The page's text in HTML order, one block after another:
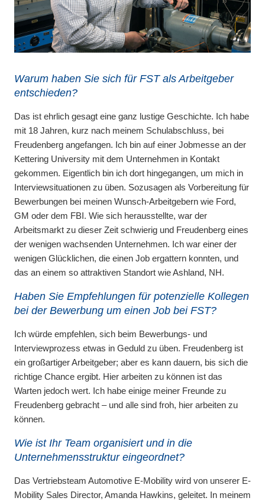
Warum haben Sie sich für FST als Arbeitgeber
entschieden?
Das ist ehrlich gesagt eine ganz lustige Geschichte. Ich habe
mit 18 Jahren, kurz nach meinem Schulabschluss, bei
Freudenberg angefangen. Ich bin auf einer Jobmesse an der
Kettering University mit dem Unternehmen in Kontakt
gekommen. Eigentlich bin ich dort hingegangen, um mich in
Interviewsituationen zu üben. Sozusagen als Vorbereitung für
Bewerbungen bei meinen Wunsch-Arbeitgebern wie Ford,
GM oder dem FBI. Wie sich herausstellte, war der
Arbeitsmarkt zu dieser Zeit schwierig und Freudenberg eines
der wenigen wachsenden Unternehmen. Ich war einer der
wenigen Glücklichen, die einen Job ergattern konnten, und
das an einem so attraktiven Standort wie Ashland, NH.
Haben Sie Empfehlungen für potenzielle Kollegen
bei der Bewerbung um einen Job bei FST?
Ich würde empfehlen, sich beim Bewerbungs- und
Interviewprozess etwas in Geduld zu üben. Freudenberg ist
ein großartiger Arbeitgeber; aber es kann dauern, bis sich die
richtige Chance ergibt. Hier arbeiten zu können ist das
Warten jedoch wert. Ich habe einige meiner Freunde zu
Freudenberg gebracht – und alle sind froh, hier arbeiten zu
können.
Wie ist Ihr Team organisiert und in die
Unternehmensstruktur eingeordnet?
Das Vertriebsteam Automotive E-Mobility wird von unserer E-
Mobility Sales Director, Amanda Hawkins, geleitet. In meinem